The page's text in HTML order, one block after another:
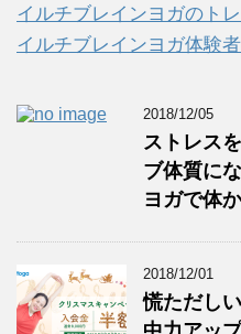
イルチブレインヨガのト
イルチブレインヨガ体験
2018/12/05
ストレス
ブ体質に
ヨガで体
2018/12/01
慌ただし